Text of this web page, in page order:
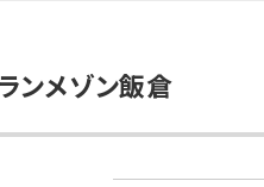
ンメゾン飯倉